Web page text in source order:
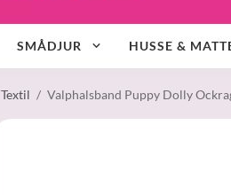
SMÅDJUR HUSSE &
Textil / Valphalsband Puppy Dolly